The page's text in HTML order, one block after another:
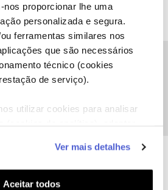
proporcionar lhe uma
personalizada e segura.
ferramentas similares nos
que são necessários
técnico (cookies
de serviço).
utilizar cookies para analisar
de personalização e
anúncios aos seus interesses
personalizada). Pode gerir a
Ver mais detalhes
Aceitar todos
Forum|Forum|6 years ago
Forum|Forum|6 years ago